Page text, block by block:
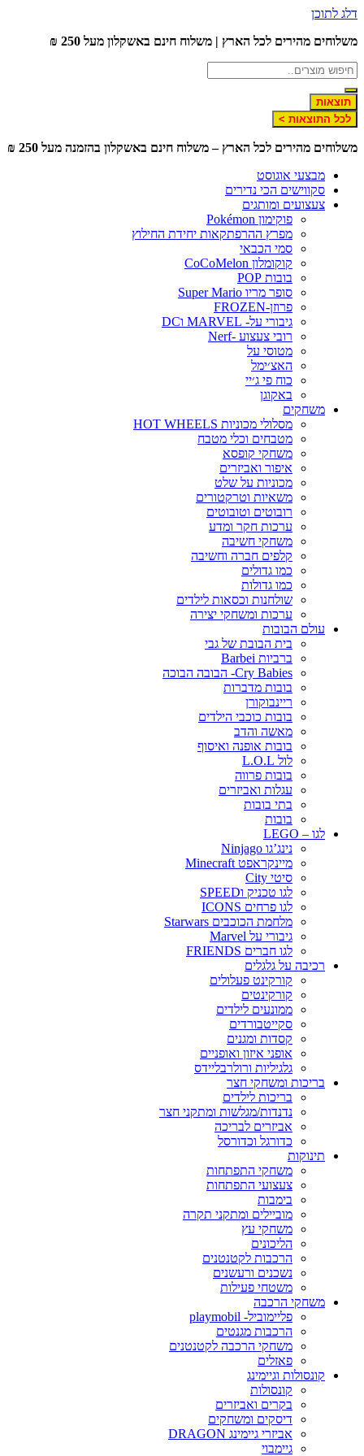
דלג לתוכן
משלוחים מהירים לכל הארץ | משלוח חינם באשקלון מעל 250 ₪
תוצאות
לכל התוצאות >
משלוחים מהירים לכל הארץ – משלוח חינם באשקלון בהזמנה מעל 250 ₪
מבצעי אוגוסט
סקווישים הכי נדירים
צעצועים ומותגים
פוקימון Pokémon
מפרץ ההרפתקאות יחידת החילוץ
סמי הכבאי
קוקומלון CoCoMelon
בובות POP
סופר מריו Super Mario
פרוזן-FROZEN
גיבורי על- MARVEL וDC
רובי צעצוע -Nerf
מטוסי על
האצ׳ימל
כוח פי ג׳יי
באקוגן
משחקים
מסלולי מכוניות HOT WHEELS
מטבחים וכלי מטבח
משחקי קופסא
איפור ואביזרים
מכוניות על שלט
משאיות וטרקטורים
רובוטים וטובוטים
ערכות חקר ומדע
משחקי חשיבה
קלפים חברה וחשיבה
כמו גדולים
כמו גדולות
שולחנות וכסאות לילדים
ערכות ומשחקי יצירה
עולם הבובות
בית הבובת של גבי
ברביות Barbei
Cry Babies- הבובה הבוכה
בובות מדברות
ריינבוקורן
בובות כוכבי הילדים
מאשה והדב
בובות אופנה ואיסוף
לול L.O.L
בובות פרווה
עגלות ואביזרים
בתי בובות
בובות
לגו – LEGO
נינג’גו Ninjago
מיינקראפט Minecraft
סיטי City
לגו טכניק וSPEED
לגו פרחים ICONS
מלחמת הכוכבים Starwars
גיבורי על Marvel
לגו חברים FRIENDS
רכיבה על גלגלים
קורקינט פעלולים
קורקינטים
ממונעים לילדים
סקייטבורדים
קסדות ומגנים
אופני איזון ואופניים
גלגיליות ורולרבליידס
בריכות ומשחקי חצר
בריכות לילדים
נדנדות/מגלשות ומתקני חצר
אביזרים לבריכה
כדורגל וכדורסל
תינוקות
משחקי התפתחות
צעצועי התפתחות
בימבות
מוביילים ומתקני תקרה
משחקי עץ
הליכונים
הרכבות לקטנטנים
נשכנים ורעשנים
משטחי פעילות
משחקי הרכבה
פליימוביל- playmobil
הרכבות מגנטים
משחקי הרכבה לקטנטנים
פאזלים
קונסולות וגיימינג
קונסולות
בקרים ואביזרים
דיסקים ומשחקים
אביזרי גיימינג DRAGON
גיימבוי